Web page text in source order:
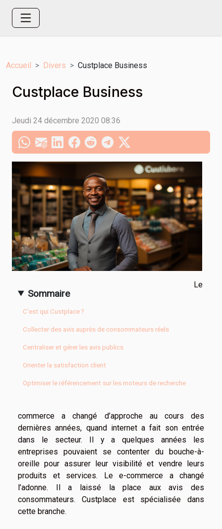
Accueil Divers Custplace Business
Custplace Business
Jeudi 24 décembre 2020 08:36
Sommaire
C’est qui Custplace ?
Collecter des avis auprès de consommateurs réels
Centraliser et gérer les avis publics
Orienter la satisfaction client
Optimiser le référencement sur les moteurs de recherche
Le
commerce a changé d’approche au cours des
dernières années, quand internet a fait son entrée
dans le secteur. Il y a quelques années les
entreprises pouvaient se contenter du bouche-à-
oreille pour assurer leur visibilité et vendre leurs
produits et services. Le e-commerce a changé
l’adonne. Il a laissé la place aux avis des
consommateurs. Custplace est spécialisée dans
cette branche.